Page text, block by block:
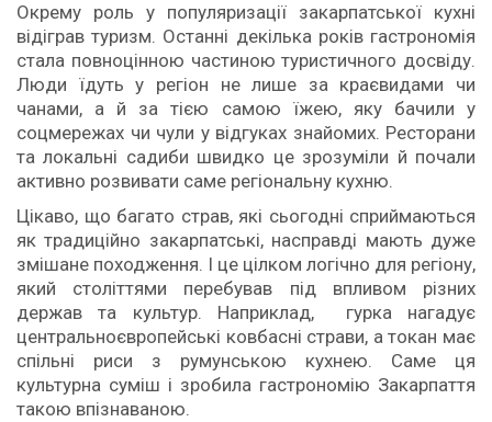
Окрему роль у популяризації закарпатської кухні
відіграв туризм. Останні декілька років гастрономія
стала повноцінною частиною туристичного досвіду.
Люди їдуть у регіон не лише за краєвидами чи
чанами, а й за тією самою їжею, яку бачили у
соцмережах чи чули у відгуках знайомих. Ресторани
та локальні садиби швидко це зрозуміли й почали
активно розвивати саме регіональну кухню.
Цікаво, що багато страв, які сьогодні сприймаються
як традиційно закарпатські, насправді мають дуже
змішане походження. І це цілком логічно для регіону,
який століттями перебував під впливом різних
держав та культур. Наприклад, гурка нагадує
центральноєвропейські ковбасні страви, а токан має
спільні риси з румунською кухнею. Саме ця
культурна суміш і зробила гастрономію Закарпаття
такою впізнаваною.